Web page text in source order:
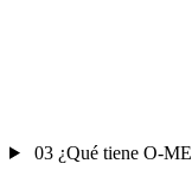
03 ¿Qué tiene O-